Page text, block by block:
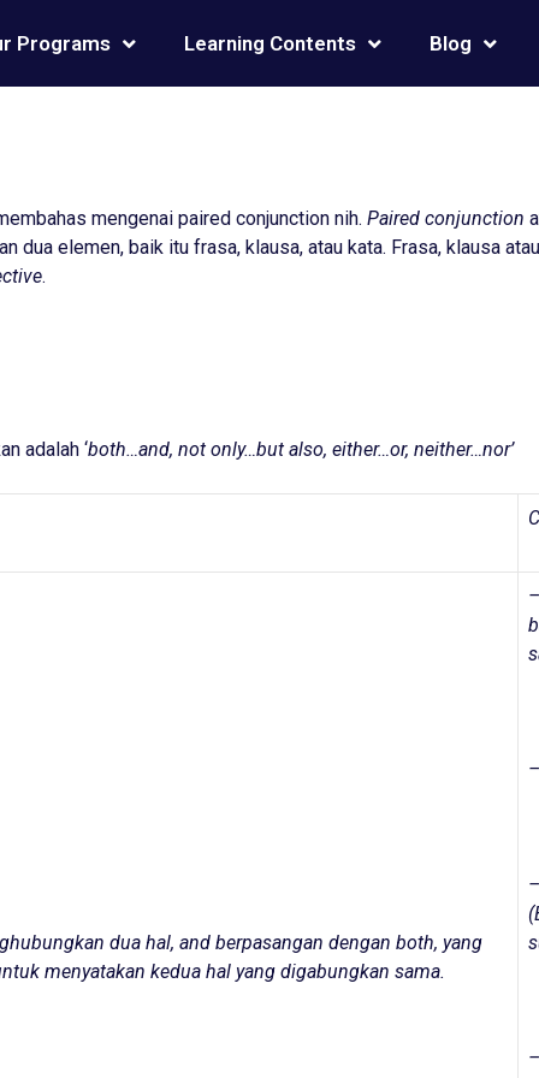
Programs Learning Contents Blog
mengenai paired conjunction nih. Paired conjunction
dua elemen, baik itu frasa, klausa, atau kata. Frasa, klausa
.
adalah ‘both…and, not only…but also, either…or, neither…nor’
dua hal, and berpasangan dengan both, yang
menyatakan kedua hal yang digabungkan sama.
–
–